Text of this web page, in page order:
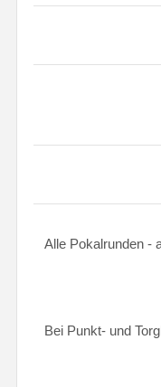
Alle Pokalrunden -
Bei Punkt- und